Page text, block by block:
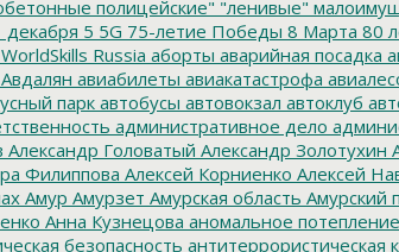
полицейские" "ленивые"
декабря 5 5G 75-летие Победы 8 Марта 80
WorldSkills Russia аборты аварийная посадка
Авдалян авиабилеты авиакатастрофа
парк автобусы автовокзал автоклуб
административное дело
Александр Головатый Александр Золотухин
Филиппова Алексей Корниенко Алексей
Амур Амурзет Амурская область Амурский
Анна Кузнецова аномальное потепление
безопасность антитеррористическая